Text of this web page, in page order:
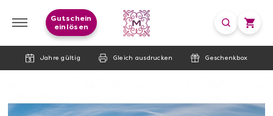
Jahre gültig Gleich ausdrucken Geschenkbox
Gutschein
einlösen